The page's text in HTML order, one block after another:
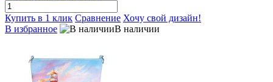
Купить в 1 клик Сравнение Хочу свой дизайн!
В избранное
В наличии